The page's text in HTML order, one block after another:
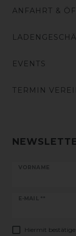
ANFAHRT &
EVENTS
TERMIN
VORNAME
E-MAIL **
Newsletter
Hiermit bestätige